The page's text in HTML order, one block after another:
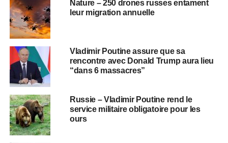
Nature – 250 drones russes entament
leur migration annuelle
Vladimir Poutine assure que sa
rencontre avec Donald Trump aura lieu
“dans 6 massacres”
Russie – Vladimir Poutine rend le
service militaire obligatoire pour les
ours